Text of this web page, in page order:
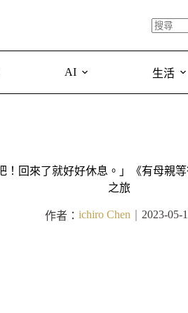
AI 生活
！回來了就好好休息。」《有母親
之旅
作者： ichiro Chen 2023-05-